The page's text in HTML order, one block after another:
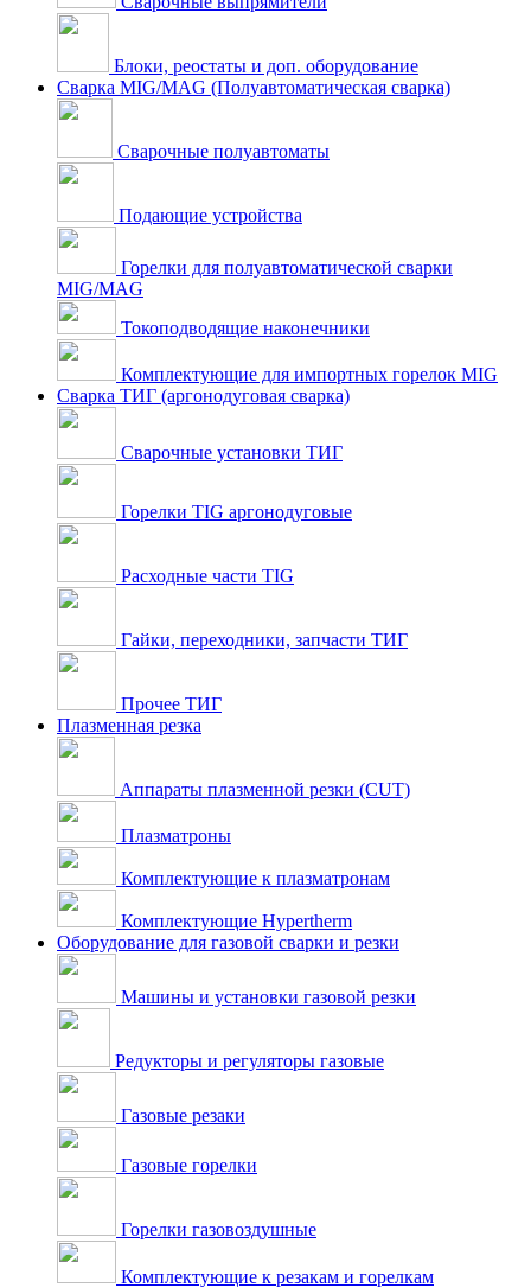
Блоки, реостаты и доп. оборудование
Сварка MIG/MAG (Полуавтоматическая сварка)
Сварочные полуавтоматы
Подающие устройства
Горелки для полуавтоматической сварки
MIG/MAG
Токоподводящие наконечники
Комплектующие для импортных горелок MIG
Сварка ТИГ (аргонодуговая сварка)
Сварочные установки ТИГ
Горелки TIG аргонодуговые
Расходные части TIG
Гайки, переходники, запчасти ТИГ
Прочее ТИГ
Плазменная резка
Аппараты плазменной резки (CUT)
Плазматроны
Комплектующие к плазматронам
Комплектующие Hypertherm
Оборудование для газовой сварки и резки
Машины и установки газовой резки
Редукторы и регуляторы газовые
Газовые резаки
Газовые горелки
Горелки газовоздушные
Комплектующие к резакам и горелкам